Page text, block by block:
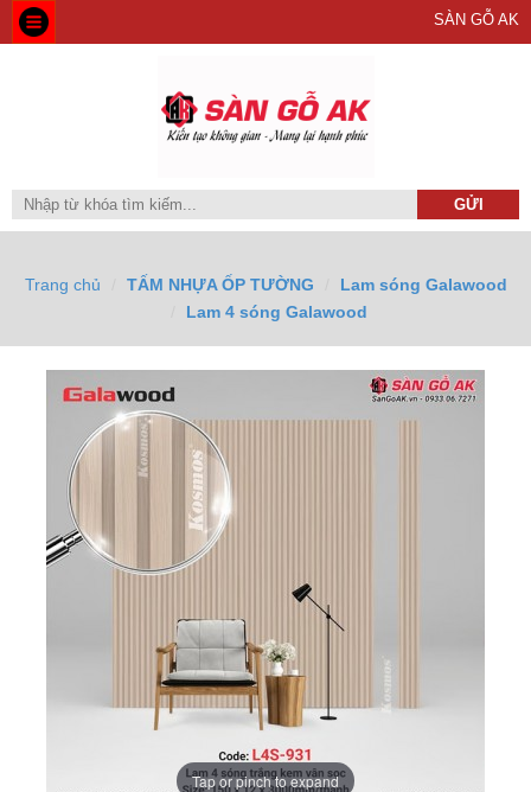
SÀN GỖ AK
Trang chủ TẤM NHỰA ỐP TƯỜNG
Lam sóng Galawood
Lam 4 sóng Galawood
Tap or pinch to expand